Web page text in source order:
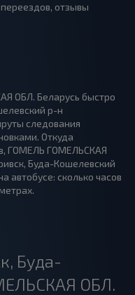
отзывы
ОБЛ. Беларусь быстро
р-н
следования
Откуда
ГОМЕЛЬ ГОМЕЛЬСКАЯ
Буда-Кошелевский
автобусе: сколько часов
Буда-
ОБЛ.